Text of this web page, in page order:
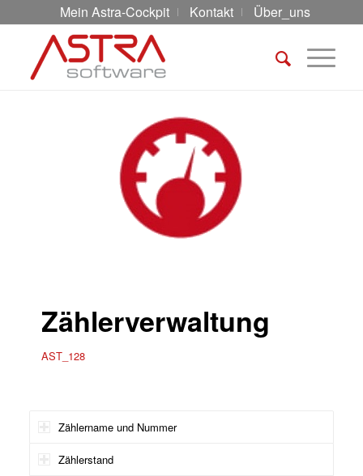
Mein Astra-Cockpit Kontakt Über_uns
Zählerverwaltung
AST_128
Zählername und Nummer
Zählerstand